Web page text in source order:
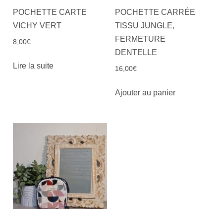
POCHETTE CARTE
VICHY VERT
8,00€
Lire la suite
POCHETTE CARRÉE
TISSU JUNGLE,
FERMETURE
DENTELLE
16,00€
Ajouter au panier